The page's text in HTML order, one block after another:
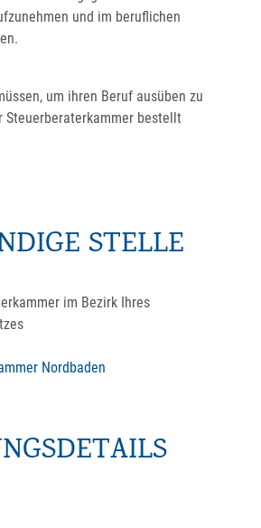
und im beruflichen
um ihren Beruf ausüben zu
Steuerberaterkammer bestellt
STELLE
im Bezirk Ihres
Nordbaden